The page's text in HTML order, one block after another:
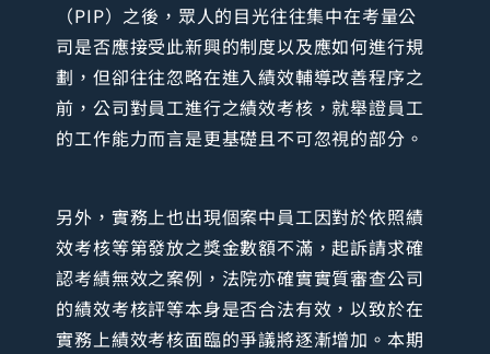
（PIP）之後，眾人的目光往往集中在考量公
司是否應接受此新興的制度以及應如何進行規
劃，但卻往往忽略在進入績效輔導改善程序之
前，公司對員工進行之績效考核，就舉證員工
的工作能力而言是更基礎且不可忽視的部分。
另外，實務上也出現個案中員工因對於依照績
效考核等第發放之獎金數額不滿，起訴請求確
認考績無效之案例，法院亦確實實質審查公司
的績效考核評等本身是否合法有效，以致於在
實務上績效考核面臨的爭議將逐漸增加。本期